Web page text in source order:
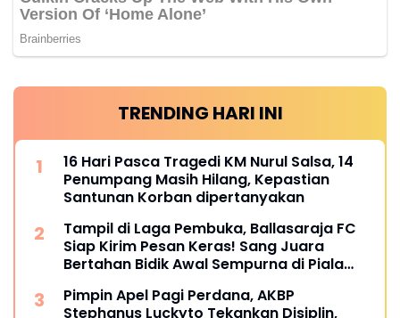
TRENDING HARI INI
16 Hari Pasca Tragedi KM Nurul Salsa, 14
Penumpang Masih Hilang, Kepastian
Santunan Korban dipertanyakan
Tampil di Laga Pembuka, Ballasaraja FC
Siap Kirim Pesan Keras! Sang Juara
Bertahan Bidik Awal Sempurna di Piala
Pimpin Apel Pagi Perdana, AKBP
Stephanus Luckyto Tekankan Disiplin,